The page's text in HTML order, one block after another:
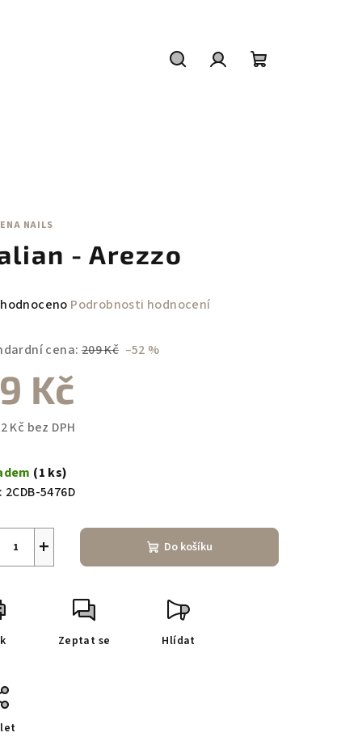
NAILS
- Arezzo
Podrobnosti hodnocení
cena: 209 Kč –52 %
Kč
Kč bez DPH
(1 ks)
2CDB-5476D
+ Do košíku
Zeptat se Hlídat